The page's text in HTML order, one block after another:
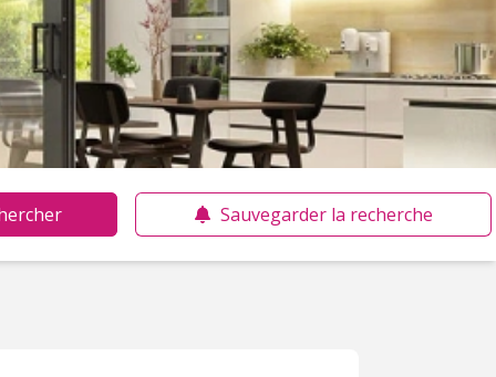
Sauvegarder la recherche